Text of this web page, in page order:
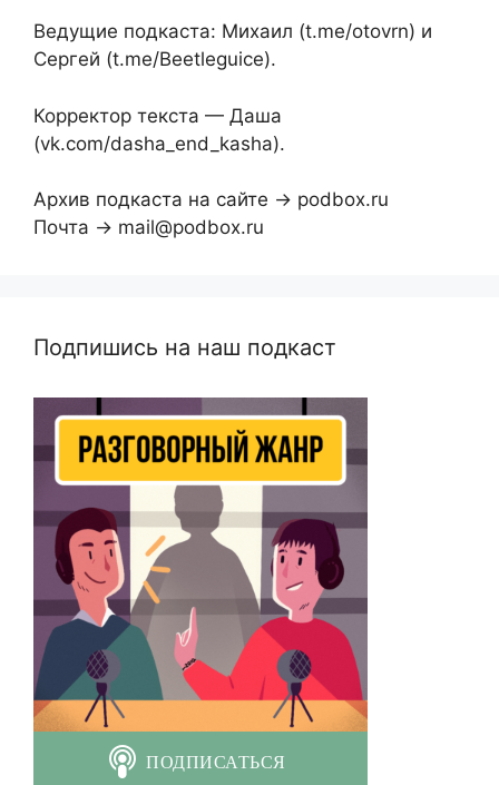
Ведущие подкаста: Михаил (t.me/otovrn) и
Сергей (t.me/Beetleguice).
Корректор текста — Даша
(vk.com/dasha_end_kasha).
Архив подкаста на сайте → podbox.ru
Почта → mail@podbox.ru
Подпишись на наш подкаст